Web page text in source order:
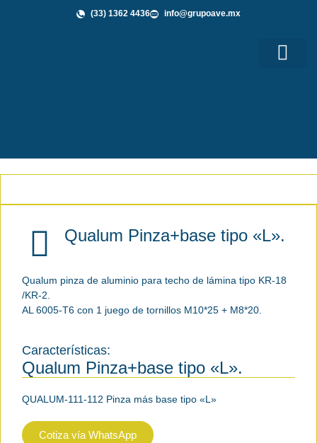
(33) 1362 4436 info@grupoave.mx
Qualum Pinza+base tipo «L».
Qualum pinza de aluminio para techo de lámina tipo KR-18
/KR-2.
AL 6005-T6 con 1 juego de tornillos M10*25 + M8*20.
Características:
Qualum Pinza+base tipo «L».
QUALUM-111-112 Pinza más base tipo «L»
Cotiza vía WhatsApp